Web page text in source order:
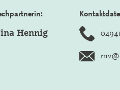
Hennig